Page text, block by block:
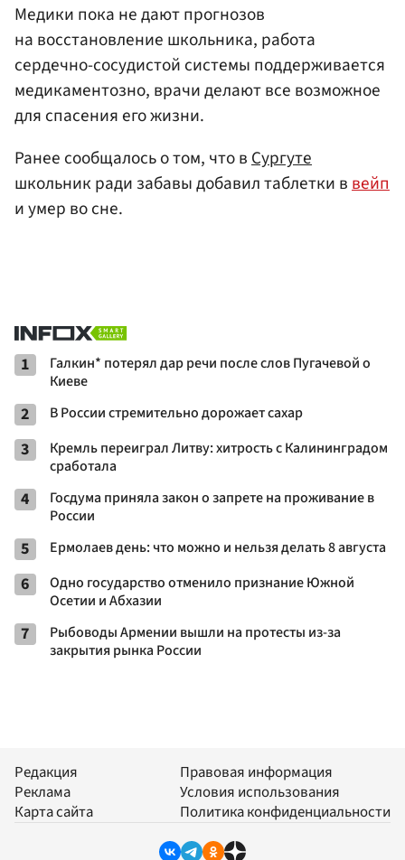
Медики пока не дают прогнозов
на восстановление школьника, работа
сердечно-сосудистой системы поддерживается
медикаментозно, врачи делают все возможное
для спасения его жизни.
Ранее сообщалось о том, что вСургуте
школьник ради забавы добавил таблетки ввейп
и умер во сне.
1
Галкин* потерял дар речи после слов Пугачевой о
Киеве
2 В России стремительно дорожает сахар
3
Кремль переиграл Литву: хитрость с Калининградом
сработала
4
Госдума приняла закон о запрете на проживание в
России
5 Ермолаев день: что можно и нельзя делать 8 августа
6
Одно государство отменило признание Южной
Осетии и Абхазии
7
Рыбоводы Армении вышли на протесты из-за
закрытия рынка России
Редакция
Реклама
Карта сайта
Правовая информация
Условия использования
Политика конфиденциальности